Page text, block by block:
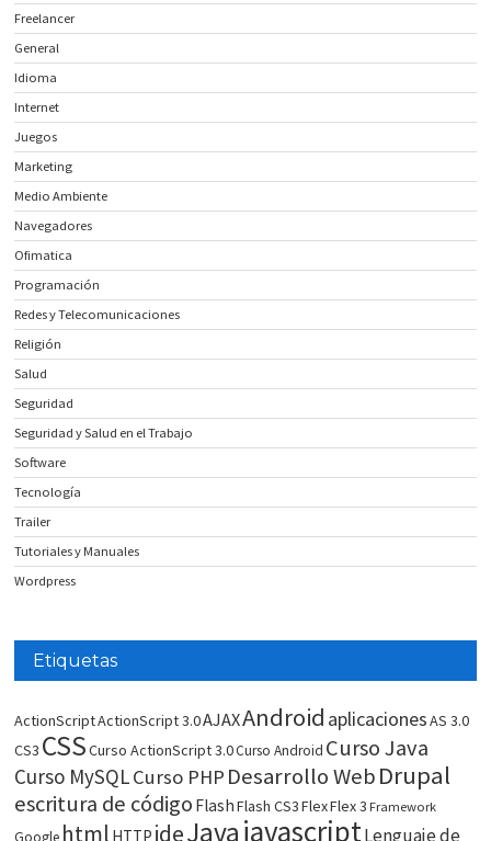
Freelancer
General
Idioma
Internet
Juegos
Marketing
Medio Ambiente
Navegadores
Ofimatica
Programación
Redes y Telecomunicaciones
Religión
Salud
Seguridad
Seguridad y Salud en el Trabajo
Software
Tecnología
Trailer
Tutoriales y Manuales
Wordpress
Etiquetas
ActionScriptActionScript 3.0AJAXAndroid aplicacionesAS 3.0
CS3 CSSCurso ActionScript 3.0Curso Android Curso Java
Curso MySQLCurso PHP Desarrollo WebDrupal
escritura de código FlashFlash CS3FlexFlex 3 Framework
Google html HTTP ideJavajavascriptLenguaje de